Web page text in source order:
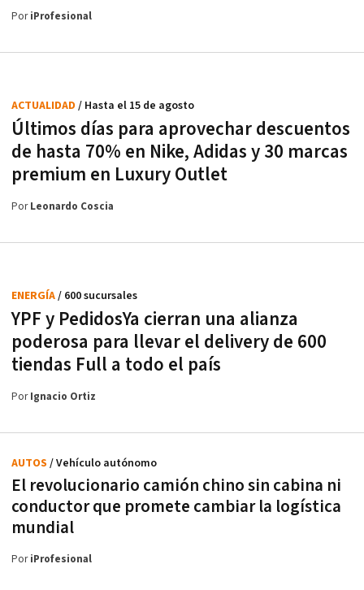
PoriProfesional
Últimos días para aprovechar descuentos
de hasta 70% en Nike, Adidas y 30 marcas
premium en Luxury Outlet
ACTUALIDAD / Hasta el 15 de agosto
PorLeonardo Coscia
YPF y PedidosYa cierran una alianza
poderosa para llevar el delivery de 600
tiendas Full a todo el país
ENERGÍA/ 600 sucursales
PorIgnacio Ortiz
El revolucionario camión chino sin cabina ni
conductor que promete cambiar la logística
mundial
AUTOS / Vehículo autónomo
PoriProfesional